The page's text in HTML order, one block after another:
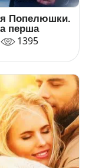
Попелюшки.
перша
1395